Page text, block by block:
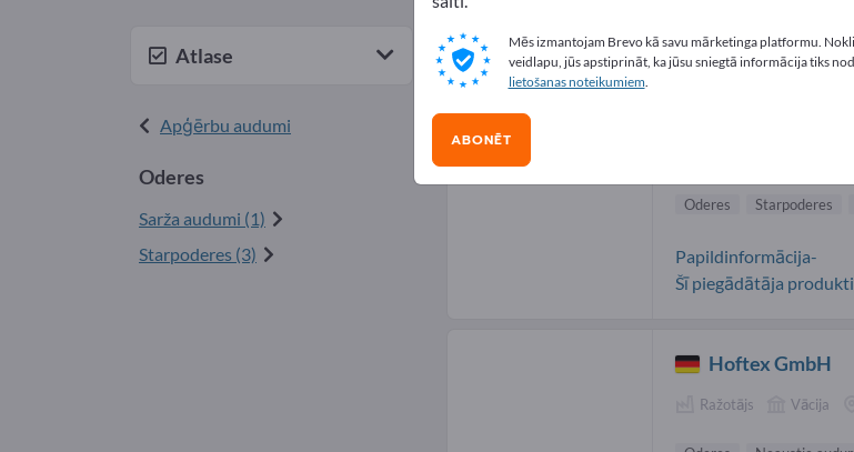
Atlase
Apģērbu audumi
Oderes
Sarža audumi (1)
Starpoderes (3)
Oderes piegādātāji (4)
Oderes Starpoderes
Papildinformācija-
Šī piegādātāja produkti
Hoftex GmbH
Ražotājs Vācija
Mēs izmantojam Brevo kā savu mārketinga platformu.
veidlapu, jūs apstiprināt, ka jūsu sniegtā informācija tiks
lietošanas noteikumiem.
ABONĒT